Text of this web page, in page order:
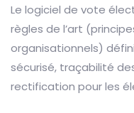
Le logiciel de vote
règles de l’art
organisationnels)
sécurisé, traçabilité
rectification pour les